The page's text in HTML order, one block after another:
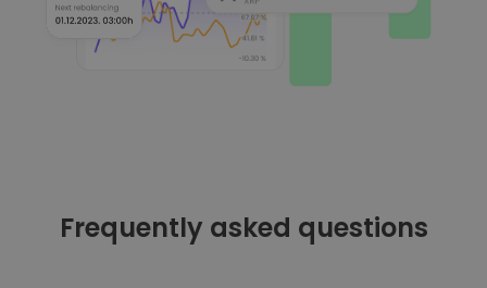
Frequently asked questions